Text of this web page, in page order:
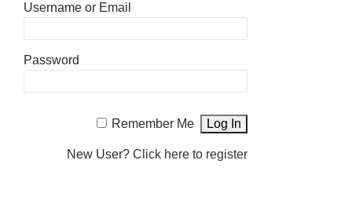
Username or Email
Password
Remember Me
New User?Click here to register